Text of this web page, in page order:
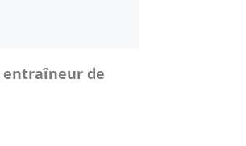
entraîneur de